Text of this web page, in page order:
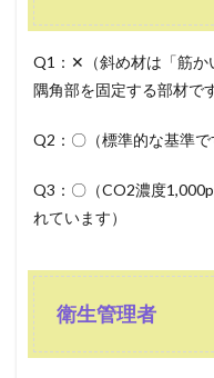
Q1：✕（斜め材は「筋か
隅角部を固定する部材です
Q2：〇（標準的な基準で
Q3：〇（CO2濃度
れています）
衛生管理者